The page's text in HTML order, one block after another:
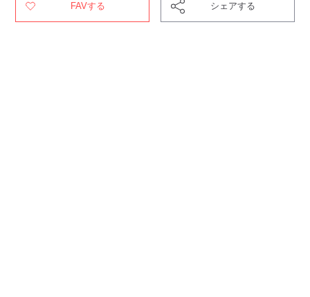
FAVする シェアする